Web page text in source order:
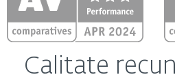
Calitate